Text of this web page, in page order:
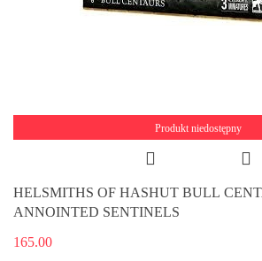
Produkt niedostępny
HELSMITHS OF HASHUT BULL
ANNOINTED SENTINELS
165.00